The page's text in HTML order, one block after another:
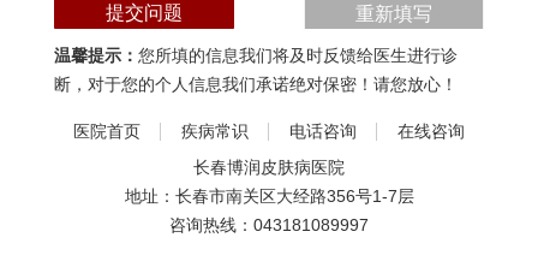
温馨提示： 您所填的信息我们将及时反馈给医生进行诊
断，对于您的个人信息我们承诺绝对保密！请您放心！
医院首页 疾病常识 电话咨询
在线咨询
长春博润皮肤病医院
地址：长春市南关区大经路356号1-7层
咨询热线： 043181089997